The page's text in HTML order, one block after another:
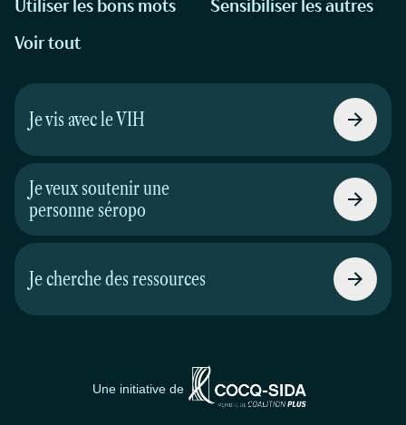
Utiliser les bons mots
Sensibiliser les autres
Voir tout
Je vis avec le VIH
Je veux soutenir une
personne séropo
Je cherche des ressources
Une initiative de